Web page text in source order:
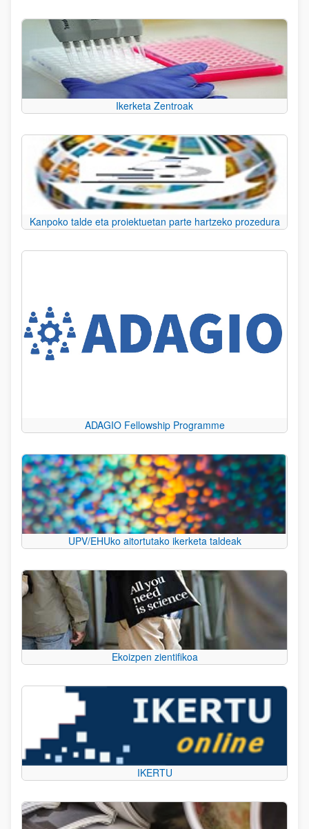
Ikerketa Zentroak
Kanpoko talde eta proiektuetan parte hartzeko prozedura
ADAGIO Fellowship Programme
UPV/EHUko aitortutako ikerketa taldeak
Ekoizpen zientifikoa
IKERTU